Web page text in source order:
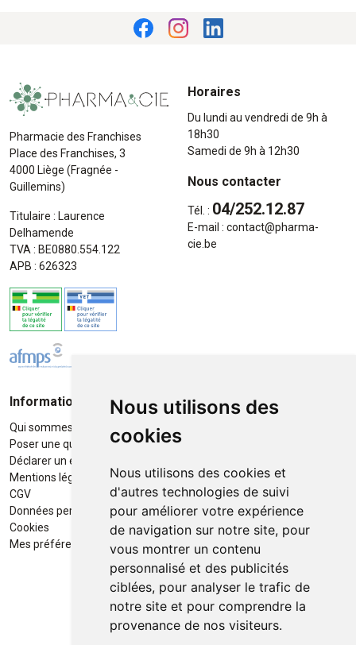
Nous utilisons des
cookies
Nous utilisons des cookies et
d'autres technologies de suivi
pour améliorer votre expérience
de navigation sur notre site, pour
vous montrer un contenu
personnalisé et des publicités
ciblées, pour analyser le trafic de
notre site et pour comprendre la
provenance de nos visiteurs.
Pharmacie des Franchises
Place des Franchises, 3
4000 Liège (Fragnée -
Guillemins)
Titulaire : Laurence
Delhamende
TVA : BE0880.554.122
APB : 626323
Horaires
Du lundi au vendredi de 9h à
18h30
Samedi de 9h à 12h30
Nous contacter
Tél. : 04/252.12.87
E-mail : contact@pharma-
cie.be
Informations
Qui sommes-nous ?
Poser une question
Déclarer un effet indésirable
Mentions légales
CGV
Données personnelles
Cookies
Mes préférences Cookies
Moyens de paiement
Retrait / Livraison
Retrait à la pharmacie en Click
Livraison cyclo-urbaines à Liège
avec :